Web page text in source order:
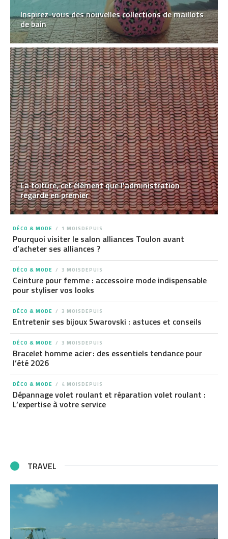
Inspirez-vous des nouvelles collections de maillots
de bain
La toiture, cet élément que l’administration
regarde en premier
DÉCO & MODE 1 MOISDEPUIS
Pourquoi visiter le salon alliances Toulon avant
d’acheter ses alliances ?
DÉCO & MODE 3 MOISDEPUIS
Ceinture pour femme : accessoire mode indispensable
pour styliser vos looks
DÉCO & MODE 3 MOISDEPUIS
Entretenir ses bijoux Swarovski : astuces et conseils
DÉCO & MODE 3 MOISDEPUIS
Bracelet homme acier : des essentiels tendance pour
l’été 2026
DÉCO & MODE 4 MOISDEPUIS
Dépannage volet roulant et réparation volet roulant :
L’expertise à votre service
TRAVEL